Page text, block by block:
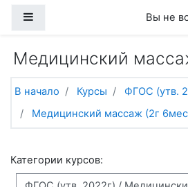
Вы не
Медицинский
В начало Курсы
ФГОС (утв.
Медицинский массаж (2г
Категории курсов: